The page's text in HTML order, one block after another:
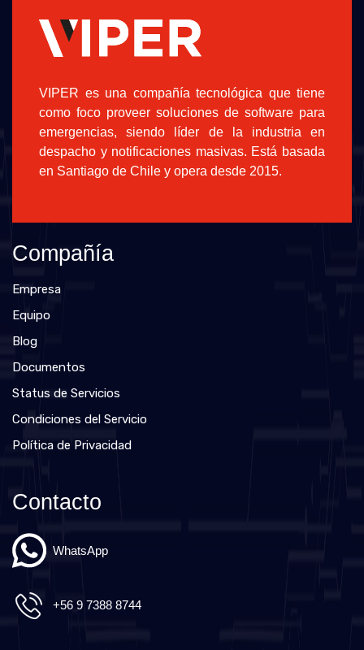
VIPER es una compañía tecnológica que tiene
como foco proveer soluciones de software para
emergencias, siendo líder de la industria en
despacho y notificaciones masivas. Está basada
en Santiago de Chile y opera desde 2015.
Compañía
Empresa
Equipo
Blog
Documentos
Status de Servicios
Condiciones del Servicio
Política de Privacidad
Contacto
WhatsApp
+56 9 7388 8744